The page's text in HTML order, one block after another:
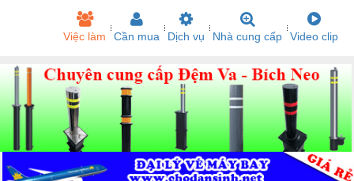
Việc làm Cần mua Dịch vụ Nhà cung cấp Video clip